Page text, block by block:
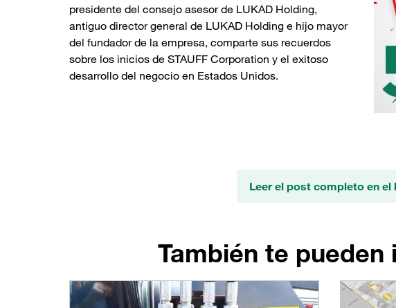
presidente del consejo asesor de LUKAD Holding,
antiguo director general de LUKAD Holding e hijo mayor
del fundador de la empresa, comparte sus recuerdos
sobre los inicios de STAUFF Corporation y el exitoso
desarrollo del negocio en Estados Unidos.
Leer el post completo en el
También te